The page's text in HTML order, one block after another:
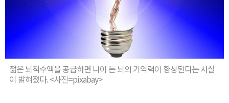
젊은 뇌척수액을 공급하면 나이 든 뇌의 기억력이 향상된다는 사실
이 밝혀졌다. <사진=pixabay>